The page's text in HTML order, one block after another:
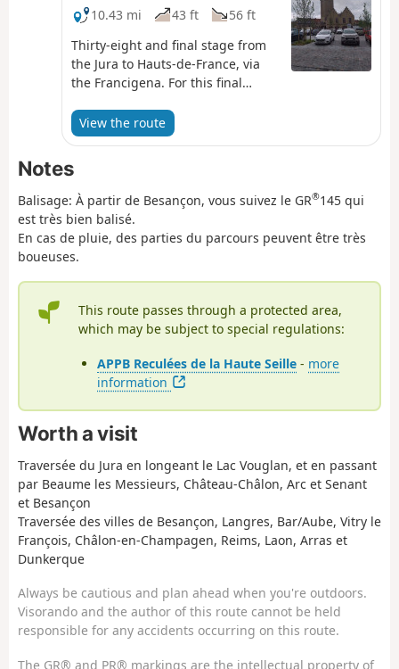
don’t need to have your sea legs to set off and
discover the history of the Iceland fishermen,
walk in the footsteps of the famous privateer Jean
Bart, or simply stroll around the Place du Mynck,
through the marinas or along the Malo-les-Bains
10.43 mi 43 ft
56 ft
Thirty-eight and final stage from
the Jura to Hauts-de-France, via
the Francigena. For this final
the Bois des Forts, before arriving
at the foot of the Vauban
ramparts before entering
Bergues, a charming and
picturesque fortified town,
nicknamed the ‘little Bruges of the
North’, and now world-famous
“Bienvenue chez les Ch’tis”! It is at
the foot of the belfry, topped by
the Lion of Flanders, that this
View the route
Notes
Balisage: À partir de Besançon, vous suivez le GR®145 qui
est très bien balisé.
En cas de pluie, des parties du parcours peuvent être très
boueuses.
This route passes through a protected area,
which may be subject to special regulations:
APPB Reculées de la Haute Seille - more
information
Worth a visit
Traversée du Jura en longeant le Lac Vouglan, et en passant
par Beaume les Messieurs, Château-Châlon, Arc et Senant
et Besançon
Traversée des villes de Besançon, Langres, Bar/Aube, Vitry le
François, Châlon-en-Champagen, Reims, Laon, Arras et
Dunkerque
Always be cautious and plan ahead when you're outdoors.
Visorando and the author of this route cannot be held
responsible for any accidents occurring on this route.
The GR® and PR® markings are the intellectual property of